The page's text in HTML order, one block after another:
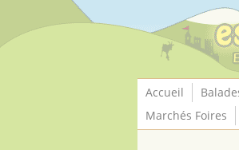
Accueil
Marchés Foires
Panneau de gestion des cookies